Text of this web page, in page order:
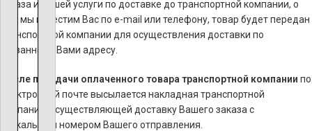
заказа и нашей услуги по доставке до транспортной компании, о
чем мы известим Вас по e-mail или телефону, товар будет передан
транспортной компании для осуществления доставки по
указанному Вами адресу.
После передачи оплаченного товара транспортной компании по
электронной почте высылается накладная транспортной
компании, осуществляющей доставку Вашего заказа с
уникальным номером Вашего отправления.